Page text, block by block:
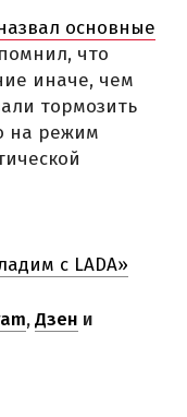
основные
что
иначе, чем
тормозить
на режим
с LADA»
,Дзен и